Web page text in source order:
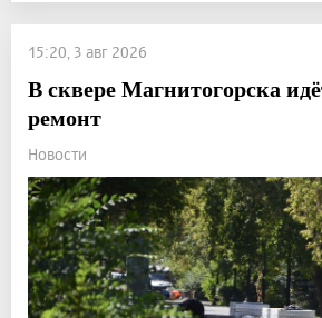
15:20, 3 авг 2026
В сквере Магнитогорска
ремонт
Новости